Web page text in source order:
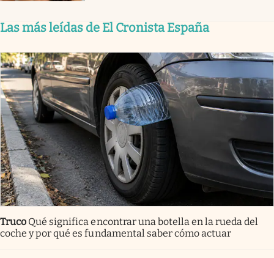
Las más leídas de El Cronista España
Truco Qué significa encontrar una botella en la rueda del
coche y por qué es fundamental saber cómo actuar